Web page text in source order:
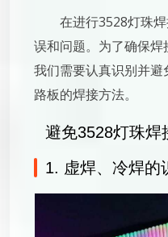
在进行3528灯珠
误和问题。为了确保焊
我们需要认真识别并
路板的焊接方法。
避免3528灯珠焊
1. 虚焊、冷焊的